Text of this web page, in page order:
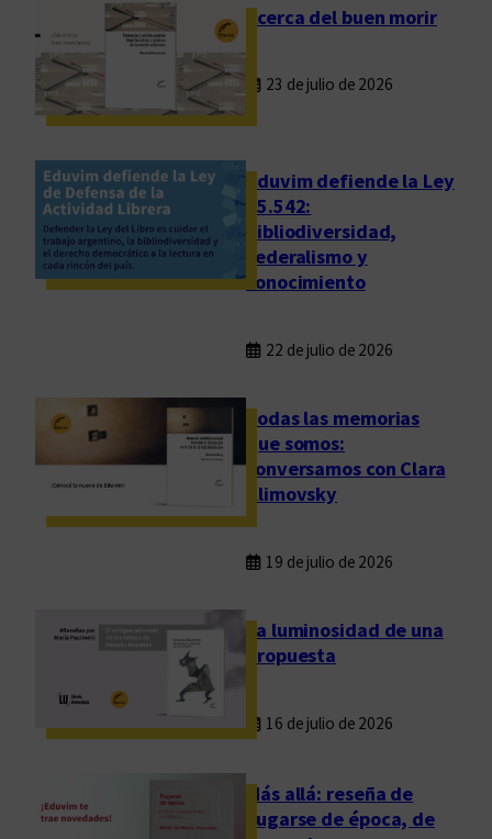
Acerca del buen morir
23 de julio de 2026
Eduvim defiende la Ley
25.542:
bibliodiversidad,
federalismo y
conocimiento
22 de julio de 2026
Todas las memorias
que somos:
conversamos con Clara
Klimovsky
19 de julio de 2026
La luminosidad de una
propuesta
16 de julio de 2026
Más allá: reseña de
Fugarse de época, de